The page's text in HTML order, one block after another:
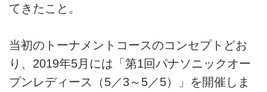
てきたこと。
当初のトーナメントコースのコンセプトどお
り、2019年5月には「第1回パナソニックオー
プンレディース（5／3～5／5）」を開催しま